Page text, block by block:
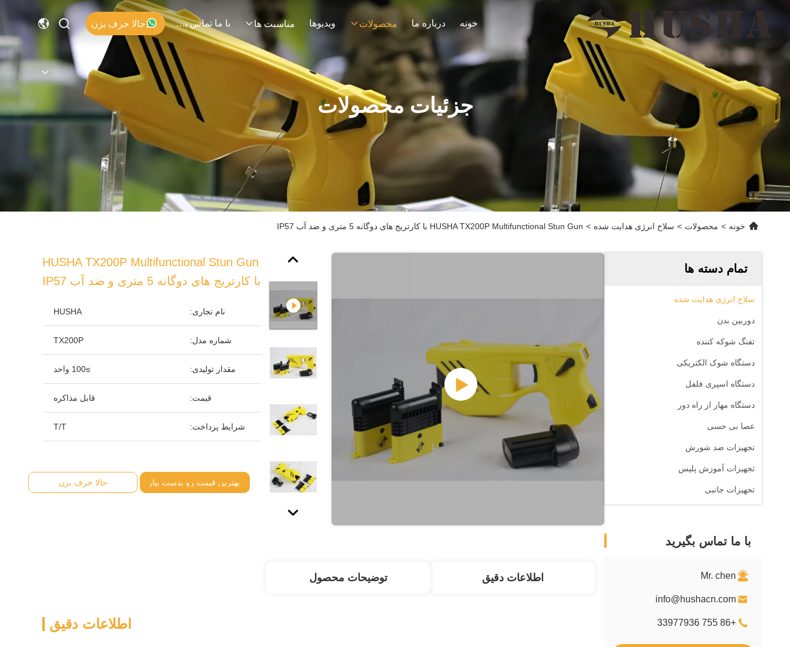
خونه درباره ما محصولات ویدیوها مناسبت ها با ما تماس بگیرید حالا حرف بزن
جزئیات محصولات
خونه > محصولات > سلاح انرژی هدایت شده > HUSHA TX200P Multifunctional Stun Gun با کارتریج های دوگانه 5 متری و ضد آب IP57
تمام دسته ها
سلاح انرژی هدایت شده
دوربین بدن
تفنگ شوکه کننده
دستگاه شوک الکتریکی
دستگاه اسپری فلفل
دستگاه مهار از راه دور
عصا بی حسی
تجهیزات ضد شورش
تجهیزات آموزش پلیس
تجهیزات جانبی
با ما تماس بگیرید
Mr. chen
info@hushacn.com
+86 755 33977936
HUSHA TX200P Multifunctional Stun Gun
با کارتریج های دوگانه 5 متری و ضد آب IP57
نام تجاری: HUSHA
شماره مدل: TX200P
مقدار تولیدی: ≥100 واحد
قیمت: قابل مذاکره
شرایط پرداخت: T/T
بهترین قیمت رو بدست بیار حالا حرف بزن
اطلاعات دقیق توضیحات محصول
اطلاعات دقیق